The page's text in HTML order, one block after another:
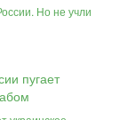
Но не учли